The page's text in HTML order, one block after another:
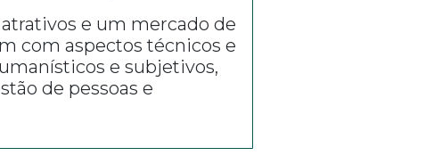
e um mercado de
com aspectos técnicos e
e subjetivos,
de pessoas e